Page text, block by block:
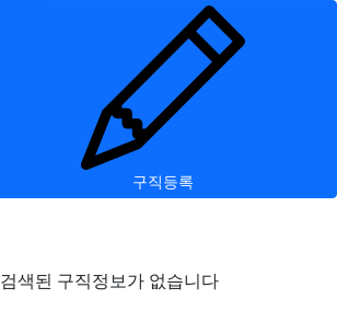
구직등록
검색된 구직정보가 없습니다